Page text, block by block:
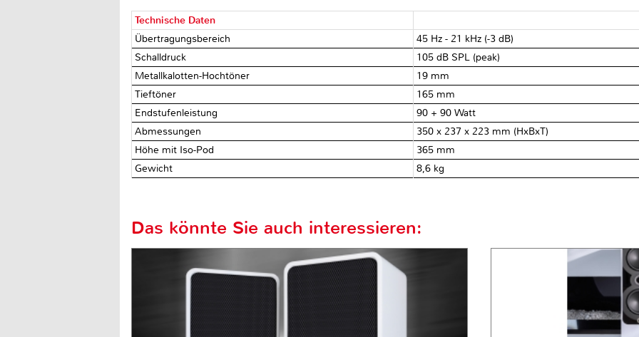
Technische Daten
Übertragungsbereich
45 Hz - 21 kHz (-3 dB)
Schalldruck
105 dB SPL (peak)
Metallkalotten-Hochtöner
19 mm
Tieftöner
165 mm
Endstufenleistung
90 + 90 Watt
Abmessungen
350 x 237 x 223 mm (HxBxT)
Höhe mit Iso-Pod
365 mm
Gewicht
8,6 kg
Das könnte Sie auch interessieren: